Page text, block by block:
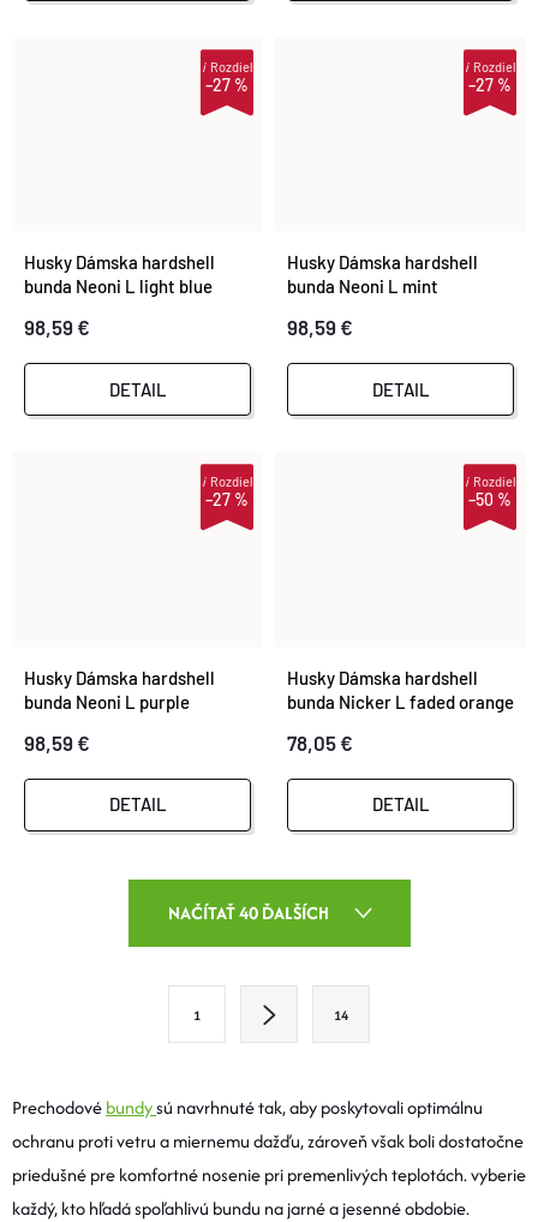
–27 %
iRozdiel
Husky Dámska hardshell
bunda Neoni L light blue
98,59 €
DETAIL
–27 %
iRozdiel
Husky Dámska hardshell
bunda Neoni L mint
98,59 €
DETAIL
–27 %
iRozdiel
Husky Dámska hardshell
bunda Neoni L purple
98,59 €
DETAIL
–50 %
iRozdiel
Husky Dámska hardshell
bunda Nicker L faded orange
78,05 €
DETAIL
D
A
C
NAČÍTAŤ 40 ĎALŠÍCH
Á
N
K
O
1 14
Prechodovébundysú navrhnuté tak, aby poskytovali optimálnu
ochranu proti vetru a miernemu dažďu, zároveň však boli dostatočne
priedušné pre komfortné nosenie pri premenlivých teplotách. vyberie
každý, kto hľadá spoľahlivú bundu na jarné a jesenné obdobie.